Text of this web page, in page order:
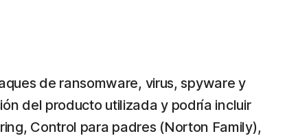
de ransomware, virus, spyware y
del producto utilizada y podría incluir
Control para padres (Norton Family),